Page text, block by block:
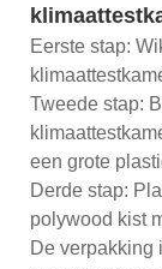
Eerste stap:
Tweede stap:
een grote
Derde stap:
polywood kist
De verpakking